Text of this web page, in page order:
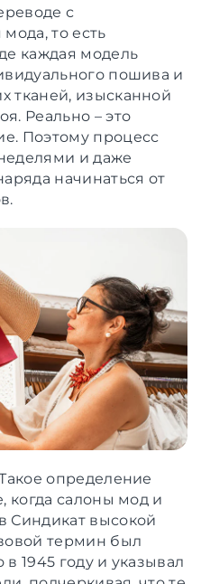
с
то есть
каждая модель
пошива и
тканей, изысканной
Реально – это
Поэтому процесс
и даже
начинаться от
определение
когда салоны мод и
Синдикат высокой
термин был
1945 году и указывал